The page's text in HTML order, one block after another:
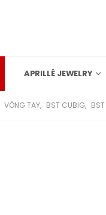
APRILLÉ JEWELRY
VÒNG TAY, BST CUBIG,